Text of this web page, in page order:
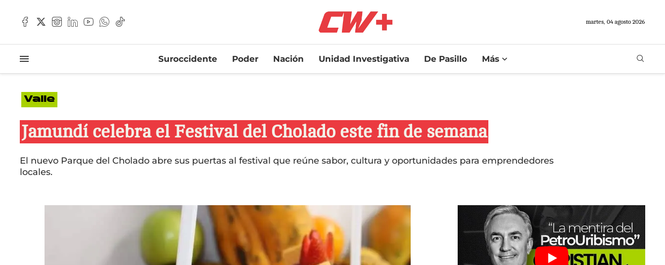
martes, 04 agosto 2026
Suroccidente Poder Nación Unidad Investigativa De Pasillo Más
Valle
Jamundí celebra el Festival del Cholado este fin de semana
El nuevo Parque del Cholado abre sus puertas al festival que reúne sabor, cultura y oportunidades para emprendedores
locales.